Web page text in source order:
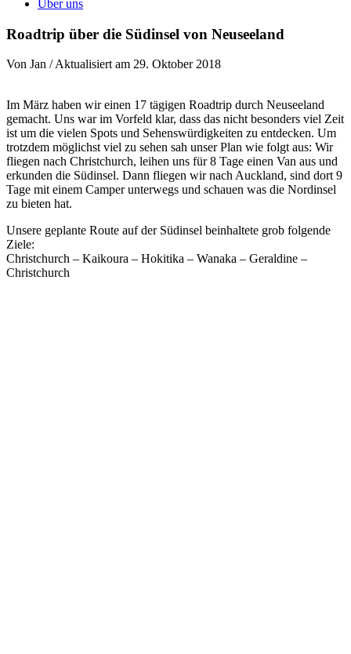
Über uns
Roadtrip über die Südinsel von Neuseeland
Von Jan / Aktualisiert am 29. Oktober 2018
Im März haben wir einen 17 tägigen Roadtrip durch Neuseeland
gemacht. Uns war im Vorfeld klar, dass das nicht besonders viel Zeit
ist um die vielen Spots und Sehenswürdigkeiten zu entdecken. Um
trotzdem möglichst viel zu sehen sah unser Plan wie folgt aus: Wir
fliegen nach Christchurch, leihen uns für 8 Tage einen Van aus und
erkunden die Südinsel. Dann fliegen wir nach Auckland, sind dort 9
Tage mit einem Camper unterwegs und schauen was die Nordinsel
zu bieten hat.
Unsere geplante Route auf der Südinsel beinhaltete grob folgende
Ziele:
Christchurch – Kaikoura – Hokitika – Wanaka – Geraldine –
Christchurch